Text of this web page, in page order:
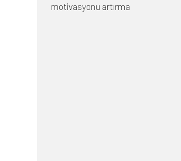
motivasyonu artırma